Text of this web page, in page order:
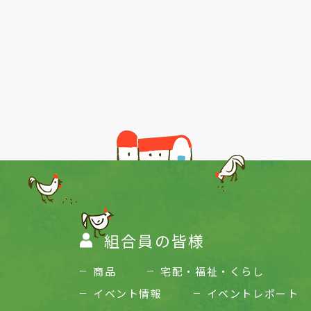
組合員の皆様
商品
宅配・福祉・くらし
イベント情報
イベントレポート